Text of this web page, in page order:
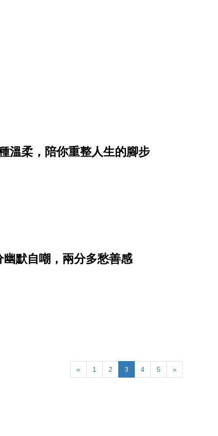
溫柔，陪你重整人生的腳步
默自嘲，兩分多愁善感
« 1 2 3 4 5 »